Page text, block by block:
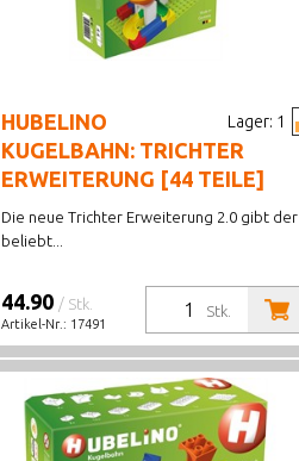
Lager: 1
HUBELINO
KUGELBAHN: TRICHTER
ERWEITERUNG [44 TEILE]
Die neue Trichter Erweiterung 2.0 gibt der
beliebt...
Stk.
44.90 / Stk.
Artikel-Nr.: 17491